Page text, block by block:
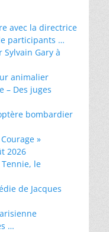
avec la directrice
participants …
Gary à
animalier
– Des juges
bombardier
»
2026
le
de Jacques
…